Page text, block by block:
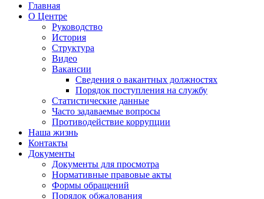
Главная
О Центре
Руководство
История
Структура
Видео
Вакансии
Сведения о вакантных должностях
Порядок поступления на службу
Статистические данные
Часто задаваемые вопросы
Противодействие коррупции
Наша жизнь
Контакты
Документы
Документы для просмотра
Нормативные правовые акты
Формы обращений
Порядок обжалования